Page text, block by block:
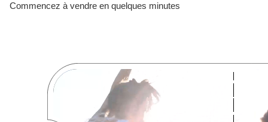
Commencez à vendre en quelques minutes